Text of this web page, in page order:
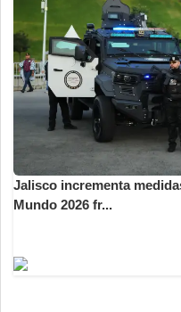
Jalisco incrementa
Mundo 2026 fr...